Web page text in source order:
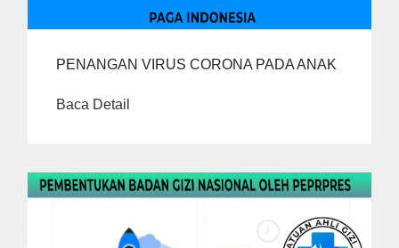
PENANGAN VIRUS CORONA PADA ANAK
Baca Detail